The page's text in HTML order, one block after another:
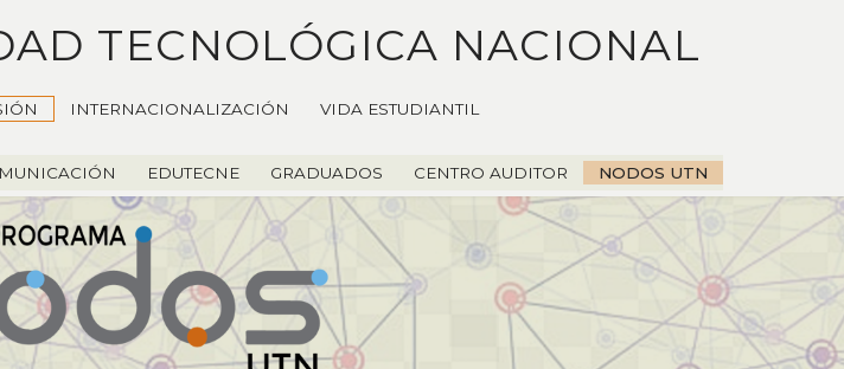
TECNOLÓGICA NACIONAL
INTERNACIONALIZACIÓN
VIDA ESTUDIANTIL
EDUTECNE GRADUADOS CENTRO AUDITOR NODOS UTN